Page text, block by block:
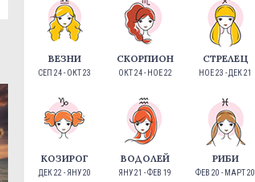
ВЕЗНИ
СЕП 24 - ОКТ 23
СКОРПИОН
ОКТ 24 - НОЕ 22
СТРЕЛЕЦ
НОЕ 23 - ДЕК 21
КОЗИРОГ
ДЕК 22 - ЯНУ 20
ВОДОЛЕЙ
ЯНУ 21 - ФЕВ 19
РИБИ
ФЕВ 20 - МАРТ 20